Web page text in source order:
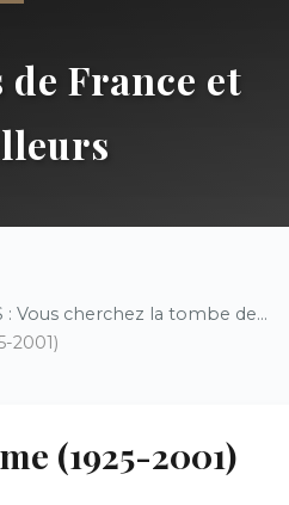
France et
: Vous cherchez la tombe de...
2001)
(1925-2001)